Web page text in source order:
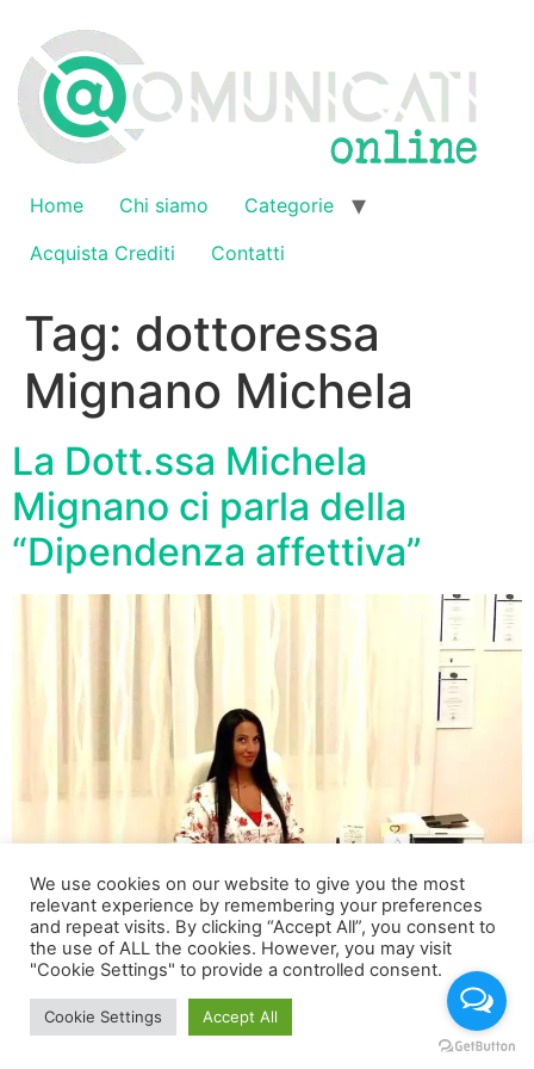
contenuto
Home Chi siamo
Categorie
Acquista Crediti
Contatti
Tag: dottoressa
Mignano Michela
La Dott.ssa Michela
Mignano ci parla della
“Dipendenza affettiva”
La Dott.ssa Michela Mignano ci parla della “Dipendenza
affettiva”
We use cookies on our website to give you the most
relevant experience by remembering your preferences
and repeat visits. By clicking “Accept All”, you consent to
the use of ALL the cookies. However, you may visit
"Cookie Settings" to provide a controlled consent.
Cookie Settings Accept All